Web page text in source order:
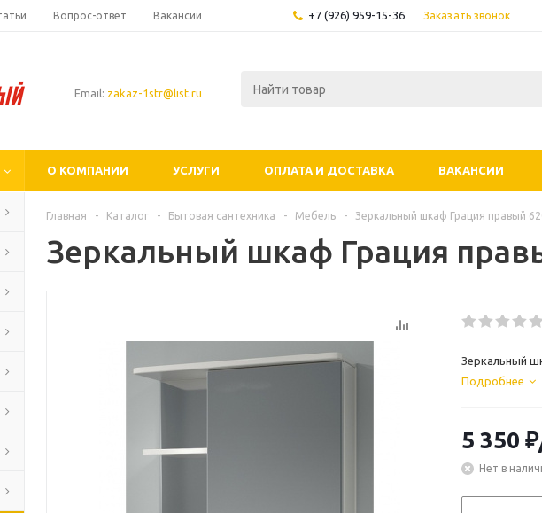
Вопрос-ответ Вакансии +7 (926) 959-15-36 Заказать звонок
Email: zakaz-1str@list.ru
О КОМПАНИИ УСЛУГИ ОПЛАТА И ДОСТАВКА ВАКАНСИИ
Главная - Каталог - Бытовая сантехника - Мебель - Зеркальный шкаф Грация правый
Зеркальный шкаф Грация
Зеркальный
Подробнее
5 350 ₽
Нет в